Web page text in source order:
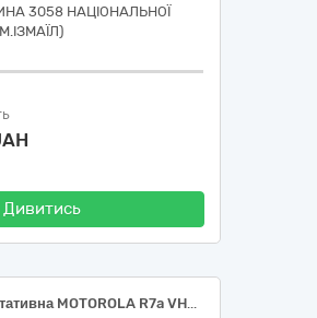
3058 НАЦІОНАЛЬНОЇ
Дивитись
Радіостанція портативна MOTOROLA R7a VHF – діапазону.